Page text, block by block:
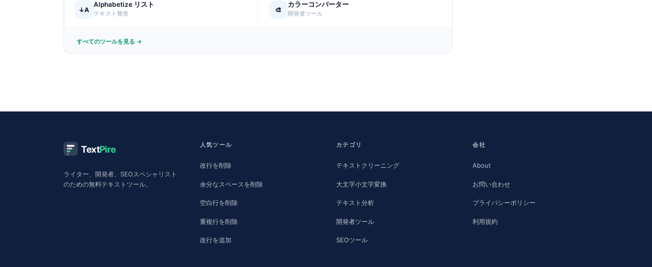
↓A
Alphabetize リスト
テキスト整形
🎨
カラーコンバーター
開発者ツール
すべてのツールを見る →
TextPire
ライター、開発者、SEOスペシャリスト
のための無料テキストツール。
人気ツール
改行を削除
余分なスペースを削除
空白行を削除
重複行を削除
改行を追加
カテゴリ
テキストクリーニング
大文字小文字変換
テキスト分析
開発者ツール
SEOツール
会社
About
お問い合わせ
プライバシーポリシー
利用規約